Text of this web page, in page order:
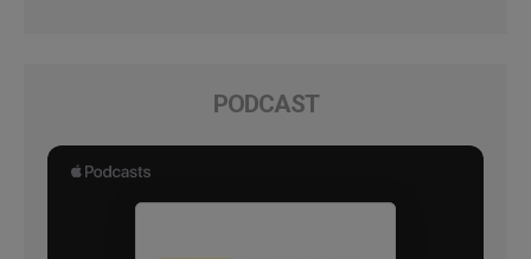
PODCAST